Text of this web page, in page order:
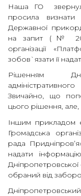
Наша ГО
просила визнати
Державної
на запит (№
організації
зобов`язати її
Рішенням
Звичайно, що
цього рішення,
Іншим прикладом
Громадська
рада
надати
обраний від